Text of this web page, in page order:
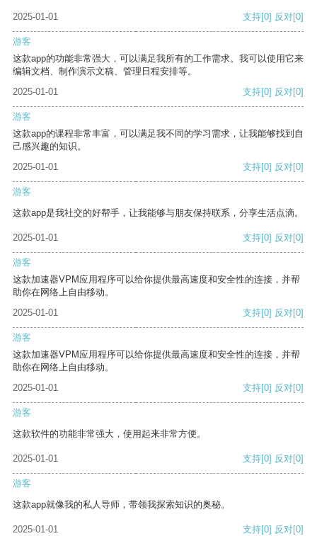
2025-01-01 支持[0] 反对[0]
游客
这款app的功能非常强大，可以满足我所有的工作需求。我可以使用它来
编辑文档、制作演示文稿、管理日程安排等。
2025-01-01
支持[0] 反对[0]
游客
这款app的课程非常丰富，可以满足我不同的学习需求，让我能够找到自
己感兴趣的知识。
2025-01-01
支持[0] 反对[0]
游客
这款app是我社交的好帮手，让我能够与朋友保持联系，分享生活点滴。
2025-01-01 支持[0] 反对[0]
游客
这款加速器VPM应用程序可以给你提供最高速度和安全性的连接，并帮
助你在网络上自由移动。
2025-01-01
支持[0] 反对[0]
游客
这款加速器VPM应用程序可以给你提供最高速度和安全性的连接，并帮
助你在网络上自由移动。
2025-01-01
支持[0] 反对[0]
游客
这款软件的功能非常强大，使用起来非常方便。
2025-01-01 支持[0] 反对[0]
游客
这款app就像我的私人导师，带领我探索知识的奥秘。
2025-01-01 支持[0] 反对[0]